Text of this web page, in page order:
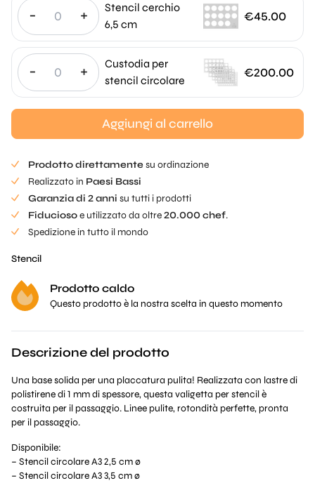
- +
Stencil cerchio
6,5 cm
€45.00
- +
Custodia per
stencil circolare
€200.00
Aggiungi al carrello
Prodotto direttamentesu ordinazione
Realizzato in Paesi Bassi
Garanzia di 2 anni su tutti i prodotti
Fiduciosoe utilizzato da oltre20.000 chef.
Spedizione in tutto il mondo
Stencil
Prodotto caldo
Questo prodotto è la nostra scelta in questo momento
Descrizione del prodotto
Una base solida per una placcatura pulita! Realizzata con lastre di
polistirene di 1 mm di spessore, questa valigetta per stencil è
costruita per il passaggio. Linee pulite, rotondità perfette, pronta
per il passaggio.
Disponibile:
– Stencil circolare A3 2,5 cm ø
– Stencil circolare A3 3,5 cm ø